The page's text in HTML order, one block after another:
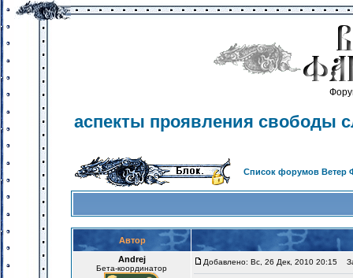
аспекты проявления свободы
Список форумов Ветер
Автор
Andrej
Бета-координатор
Добавлено: Вс, 26 Дек, 2010 20:15